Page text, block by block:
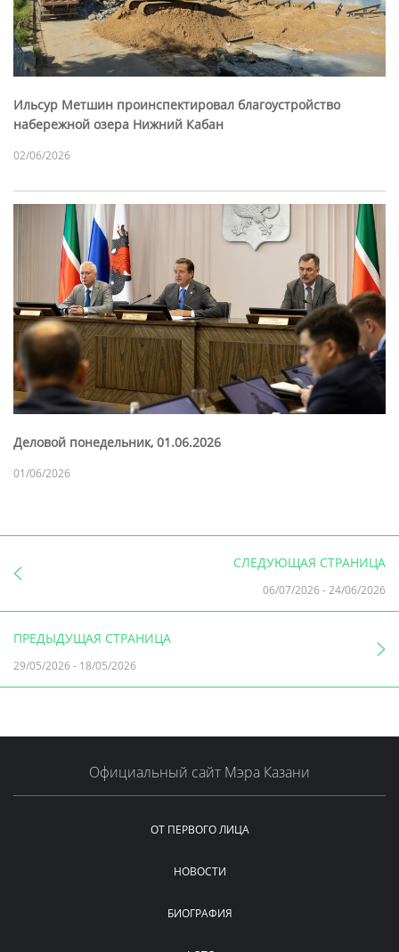
Ильсур Метшин проинспектировал благоустройство
набережной озера Нижний Кабан
02/06/2026
Деловой понедельник, 01.06.2026
01/06/2026
СЛЕДУЮЩАЯ СТРАНИЦА
06/07/2026 -24/06/2026
ПРЕДЫДУЩАЯ СТРАНИЦА
29/05/2026 - 18/05/2026
Официальный сайт Мэра Казани
ОТ ПЕРВОГО ЛИЦА
НОВОСТИ
БИОГРАФИЯ